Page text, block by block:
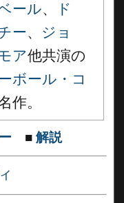
ール、
ド
ー、 ジョ
ア他共演の
ボール・コ
作。
■ 解説